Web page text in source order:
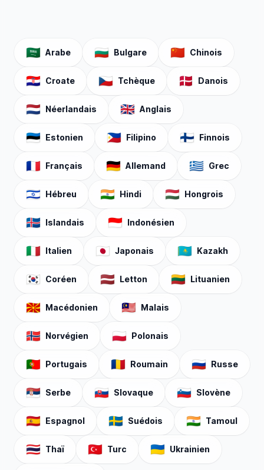
🇸🇦 Arabe 🇧🇬 Bulgare 🇨🇳 Chinois
🇭🇷 Croate 🇨🇿 Tchèque 🇩🇰 Danois
🇳🇱 Néerlandais 🇬🇧 Anglais
🇪🇪 Estonien 🇵🇭 Filipino 🇫🇮 Finnois
🇫🇷 Français 🇩🇪 Allemand 🇬🇷 Grec
🇮🇱 Hébreu 🇮🇳 Hindi 🇭🇺 Hongrois
🇮🇸 Islandais 🇮🇩 Indonésien
🇮🇹 Italien 🇯🇵 Japonais 🇰🇿 Kazakh
🇰🇷 Coréen 🇱🇻 Letton 🇱🇹 Lituanien
🇲🇰 Macédonien 🇲🇾 Malais
🇳🇴 Norvégien 🇵🇱 Polonais
🇵🇹 Portugais 🇷🇴 Roumain 🇷🇺 Russe
🇷🇸 Serbe 🇸🇰 Slovaque 🇸🇮 Slovène
🇪🇸 Espagnol 🇸🇪 Suédois 🇮🇳 Tamoul
🇹🇭 Thaï 🇹🇷 Turc 🇺🇦 Ukrainien